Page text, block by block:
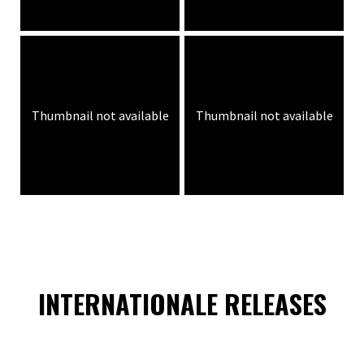
Thumbnail not available Thumbnail not available
INTERNATIONALE RELEASES